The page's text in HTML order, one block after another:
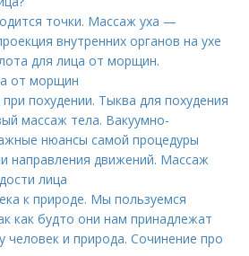
точки. Массаж уха —
внутренних органов на ухе
для лица от морщин.
от морщин
похудении. Тыква для похудения
массаж тела. Вакуумно-
нюансы самой процедуры
направления движений. Массаж
лица
к природе. Мы пользуемся
как будто они нам принадлежат
человек и природа. Сочинение про